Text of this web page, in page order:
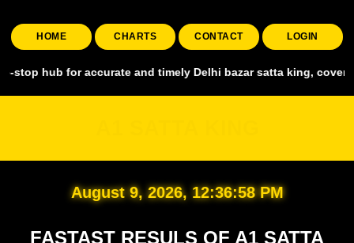
HOME CHARTS CONTACT LOGIN
for accurate and timely Delhi bazar satta king, covering all
August 9, 2026, 12:36:59 PM
FASTAST RESULS OF A1 SATTA